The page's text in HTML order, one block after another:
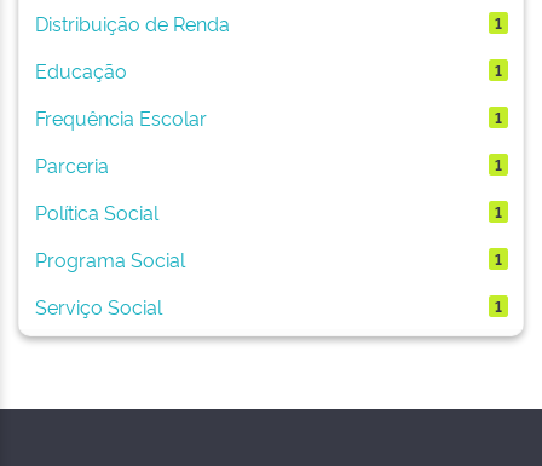
Distribuição de Renda 1
Educação 1
Frequência Escolar 1
Parceria 1
Política Social 1
Programa Social 1
Serviço Social 1